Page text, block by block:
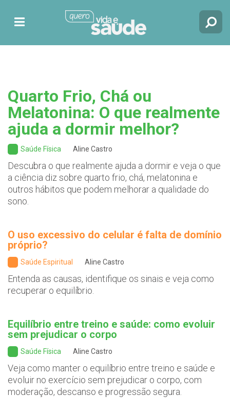
Quarto Frio, Chá ou
Melatonina: O que realmente
ajuda a dormir melhor?
Saúde Física Aline Castro
Descubra o que realmente ajuda a dormir e veja o que
a ciência diz sobre quarto frio, chá, melatonina e
outros hábitos que podem melhorar a qualidade do
sono.
O uso excessivo do celular é falta de domínio
próprio?
Saúde Espiritual Aline Castro
Entenda as causas, identifique os sinais e veja como
recuperar o equilíbrio.
Equilíbrio entre treino e saúde: como evoluir
sem prejudicar o corpo
Saúde Física Aline Castro
Veja como manter o equilíbrio entre treino e saúde e
evoluir no exercício sem prejudicar o corpo, com
moderação, descanso e progressão segura.